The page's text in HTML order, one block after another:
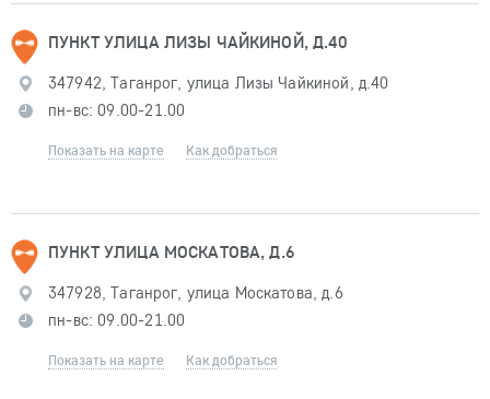
ПУНКТ УЛИЦА ЛИЗЫ ЧАЙКИНОЙ, Д.40
347942, Таганрог, улица Лизы Чайкиной, д.40
пн-вс: 09.00-21.00
Показать на карте Как добраться
ПУНКТ УЛИЦА МОСКАТОВА, Д.6
347928, Таганрог, улица Москатова, д.6
пн-вс: 09.00-21.00
Показать на карте Как добраться